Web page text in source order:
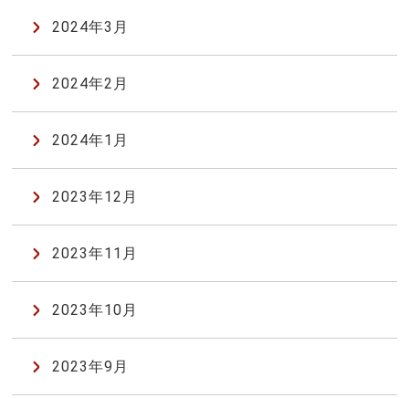
2024年3月
2024年2月
2024年1月
2023年12月
2023年11月
2023年10月
2023年9月